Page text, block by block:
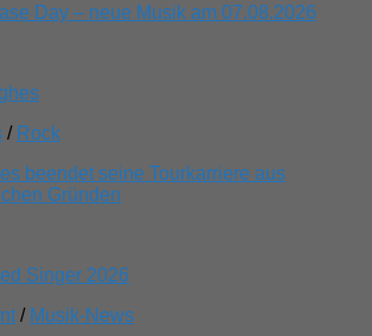
Day – neue Musik am 07.08.2026
/ Rock
beendet seine Tourkarriere aus
Gründen
/ Musik-News